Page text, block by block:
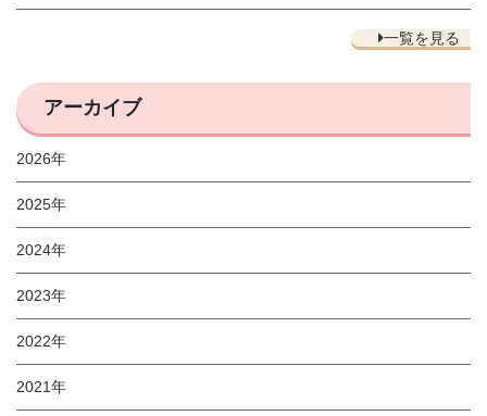
一覧を見る
アーカイブ
2026年
2025年
2024年
2023年
2022年
2021年